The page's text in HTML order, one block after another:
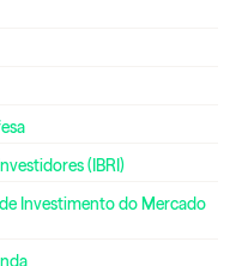
(IBRI)
Investimento do Mercado